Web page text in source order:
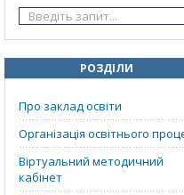
РОЗДІЛИ
Про заклад освіти
Організація освітнього
Віртуальний методичний
кабінет